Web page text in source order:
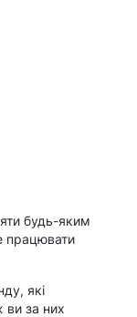
будь-яким
працювати
які
ви за них